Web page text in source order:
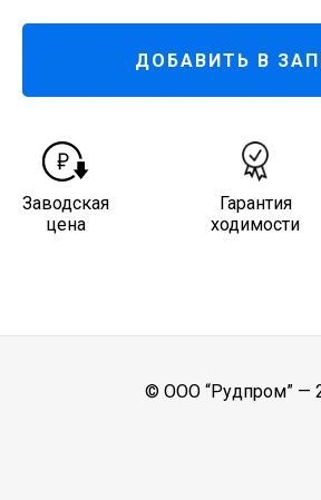
ДОБАВИТЬ В
Заводская
цена
Гарантия
ходимости
© ООО “Рудпром” —